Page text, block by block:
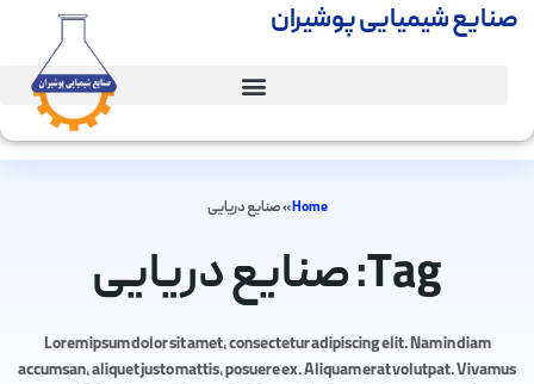
صنایع شیمیایی پوشیران
Home
»صنایع دریایی
Tag: صنایع دریایی
Lorem ipsum dolor sit amet, consectetur adipiscing elit. Nam in diam
accumsan, aliquet justo mattis, posuere ex. Aliquam erat volutpat. Vivamus